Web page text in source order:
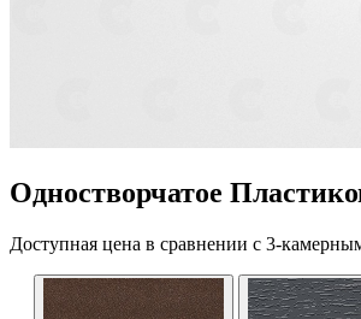
Одностворчатое
Доступная цена в сравнении с 3-